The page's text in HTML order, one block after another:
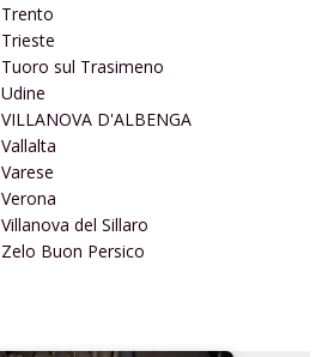
Trento
Trieste
Tuoro sul Trasimeno
Udine
VILLANOVA D'ALBENGA
Vallalta
Varese
Verona
Villanova del Sillaro
Zelo Buon Persico